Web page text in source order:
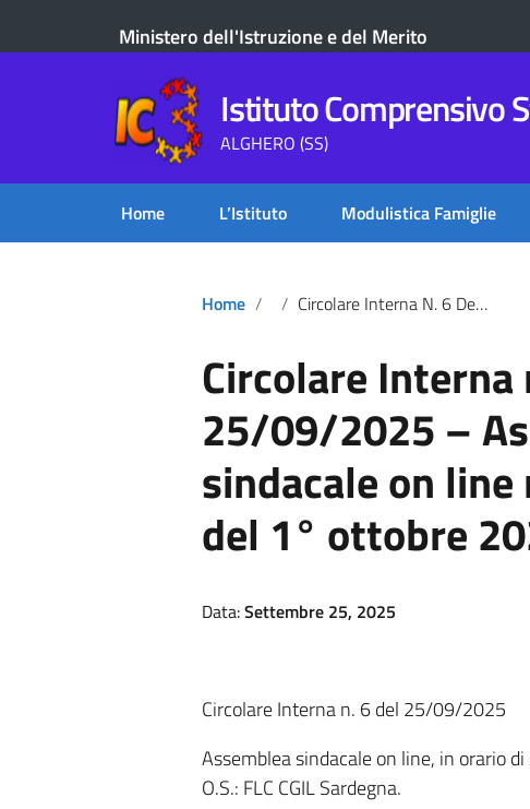
Ministero dell'Istruzione e del Merito
Istituto Comprensivo
ALGHERO (SS)
Home L’Istituto Modulistica Famiglie
Home Circolare Interna N. 6 Del 25/09/2025 – Assemblea Sindacale On Line Nella Giornata Del 1° Ottobre 2025
Circolare Interna
25/09/2025 –
sindacale on
del 1° ottobre
Data:Settembre 25, 2025
Circolare Interna n. 6 del 25/09/2025
Assemblea sindacale on line, in orario
O.S.: FLC CGIL Sardegna.